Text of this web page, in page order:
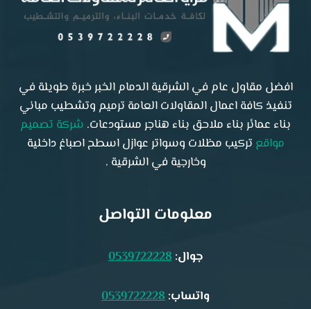
افضل مقاول عام في الشرقية الدمام الخبر خبرة طويلة في
تنفيذ كافة اعمال المقاولات العامة ترميم وتشطيب مباني
بناء عمائر بناء ملاحق بناء هناجر مستودعات. شركة تصميم
مواقع تركيب مظلات وسواتر عوازل اسطح اصباغ داخلية
وخارجية في الشرقية .
معلومات التواصل
جوال:0539722228
واتساب:0539722228